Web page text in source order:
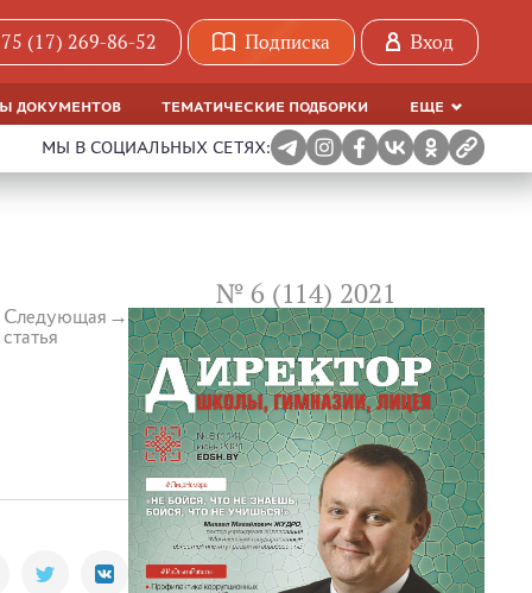
(17) 269-86-52 Подписка Вход
ДОКУМЕНТОВ ТЕМАТИЧЕСКИЕ ПОДБОРКИ ЕЩЕ
МЫ В СОЦИАЛЬНЫХ СЕТЯХ:
Следующая
статья
№ 6 (114) 2021